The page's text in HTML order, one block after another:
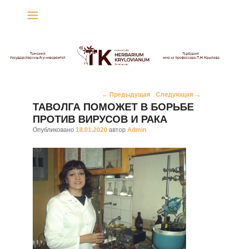
Навигация
по
записям
← Предыдущая Следующая →
ТАВОЛГА ПОМОЖЕТ В БОРЬБЕ
ПРОТИВ ВИРУСОВ И РАКА
Опубликовано 18.01.2020 автор Admin